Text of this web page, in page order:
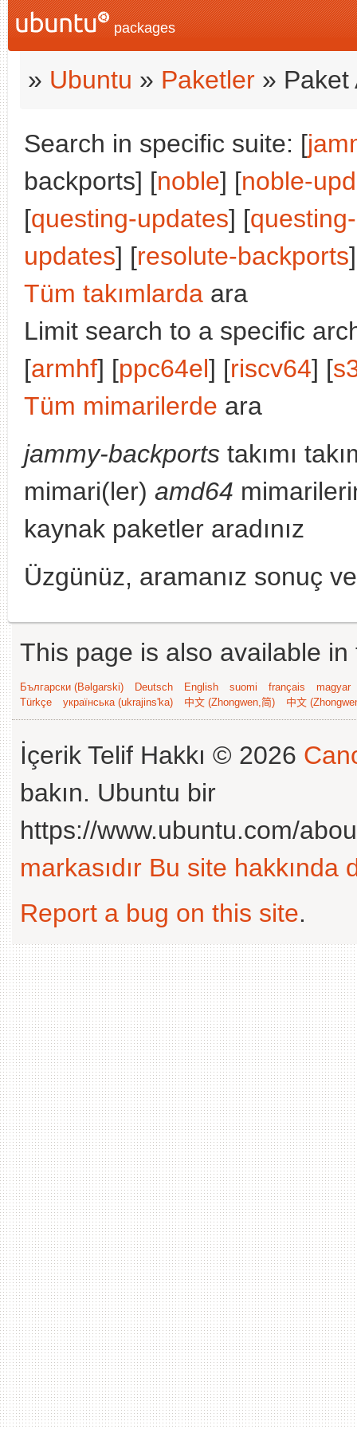
packages
» Ubuntu » Paketler » Paket
Search in specific suite: [
backports] [noble] [noble-
[questing-updates] [
updates] [resolute-backports
Tüm takımlarda ara
Limit search to a specific
[armhf] [ppc64el] [riscv64] [
Tüm mimarilerde ara
jammy-backports takımı
mimari(ler) amd64
kaynak paketler aradınız
Üzgünüz, aramanız sonuç
This page is also available
Български (Bəlgarski) Deutsch English suomi français
magyar
Türkçe
українська (ukrajins'ka) 中文 (Zhongwen,简) 中文
İçerik Telif Hakkı © 2026
bakın. Ubuntu bir
https://www.ubuntu.com/
markasıdır Bu site hakkında
Report a bug on this site.